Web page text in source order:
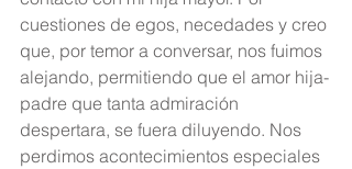
cuestiones de egos, necedades y creo
que, por temor a conversar, nos fuimos
alejando, permitiendo que el amor hija-
padre que tanta admiración
despertara, se fuera diluyendo. Nos
perdimos acontecimientos especiales